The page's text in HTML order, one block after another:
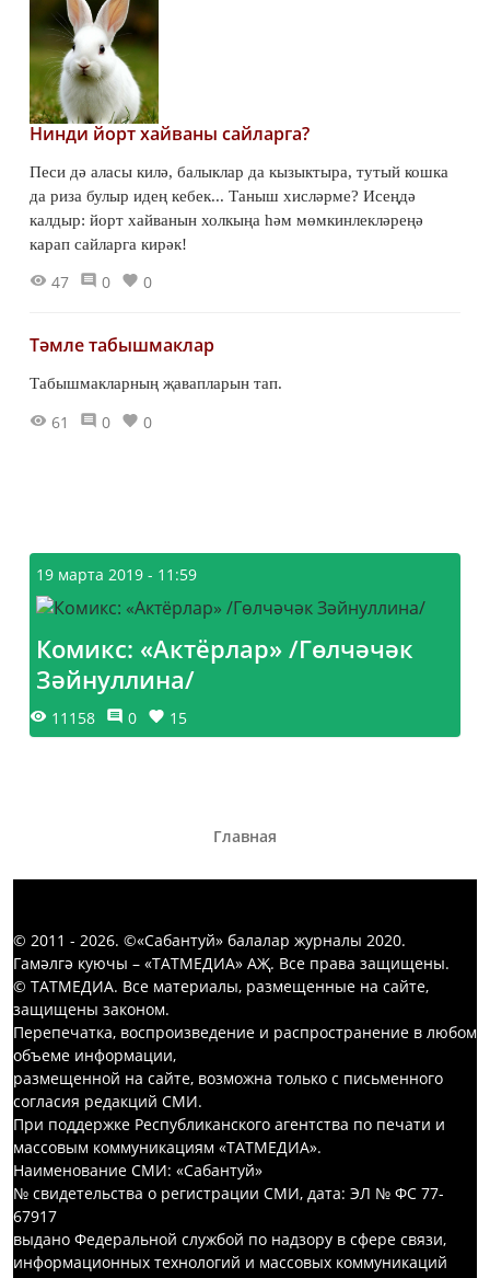
Нинди йорт хайваны сайларга?
Песи дә аласы килә, балыклар да кызыктыра, тутый кошка
да риза булыр идең кебек... Таныш хисләрме? Исеңдә
калдыр: йорт хайванын холкыңа һәм мөмкинлекләреңә
карап сайларга кирәк!
47 0 0
Тәмле табышмаклар
Табышмакларның җавапларын тап.
61 0 0
19 марта 2019 - 11:59
Комикс: «Актёрлар» /Гөлчәчәк
Зәйнуллина/
11158 0 15
Главная
© 2011 - 2026. ©«Сабантуй» балалар журналы 2020.
Гамәлгә куючы – «ТАТМЕДИА» АҖ. Все права защищены.
© ТАТМЕДИА. Все материалы, размещенные на сайте,
защищены законом.
Перепечатка, воспроизведение и распространение в любом
объеме информации,
размещенной на сайте, возможна только с письменного
согласия редакций СМИ.
При поддержке Республиканского агентства по печати и
массовым коммуникациям «ТАТМЕДИА».
Наименование СМИ: «Сабантуй»
№ свидетельства о регистрации СМИ, дата: ЭЛ № ФС 77-
67917
выдано Федеральной службой по надзору в сфере связи,
информационных технологий и массовых коммуникаций